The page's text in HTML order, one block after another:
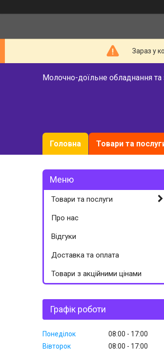
Зараз у
Молочно-доїльне обладнання та
Головна Товари та
Товари та послуги
Про нас
Відгуки
Доставка та оплата
Товари з акційними цінами
Графік роботи
Понеділок 08:00
17:00
Вівторок
08:00
17:00